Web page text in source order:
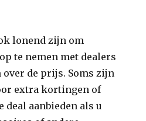
lonend zijn om
te nemen met dealers
over de prijs. Soms zijn
extra kortingen of
deal aanbieden als u